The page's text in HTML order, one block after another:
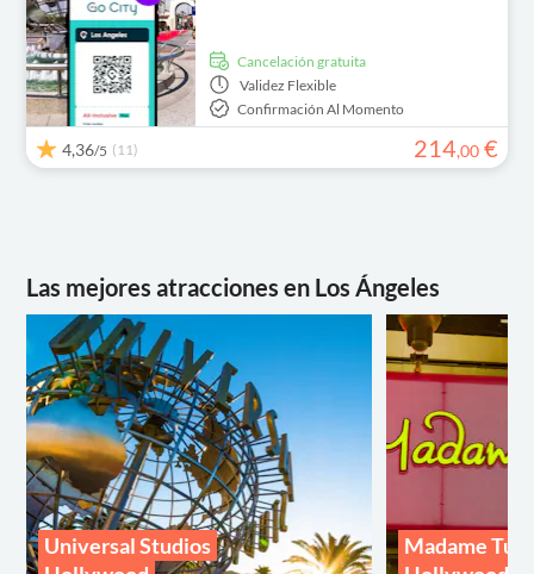
cancelación gratuita
Validez Flexible
Confirmación Al Momento
4,36/5 (11) 214,00 €
Las mejores atracciones en Los Ángeles
Universal Studios
Madame